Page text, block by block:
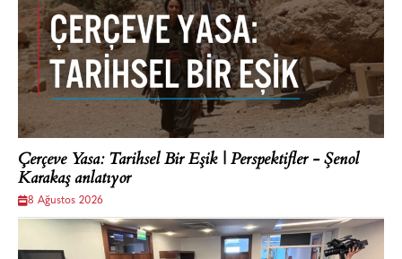
Çerçeve Yasa: Tarihsel Bir Eşik | Perspektifler - Şenol
Karakaş anlatıyor
8 Ağustos 2026